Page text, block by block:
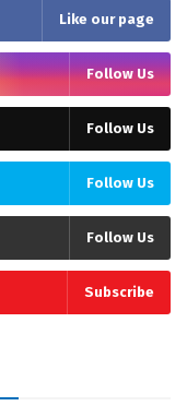
Like our page
Follow Us
Follow Us
Follow Us
Follow Us
Subscribe